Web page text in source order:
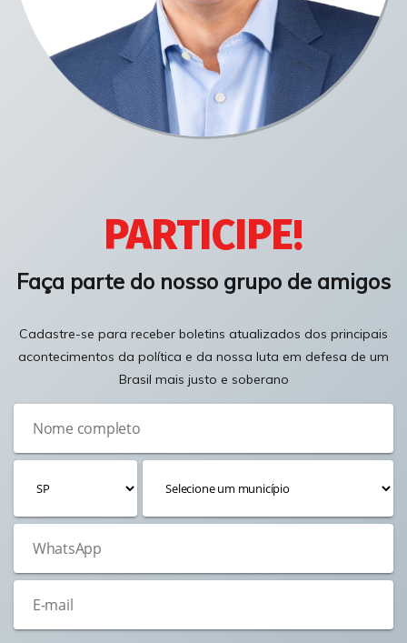
PARTICIPE!
Faça parte do nosso grupo de amigos
Cadastre-se para receber boletins atualizados dos principais
acontecimentos da política e da nossa luta em defesa de um
Brasil mais justo e soberano